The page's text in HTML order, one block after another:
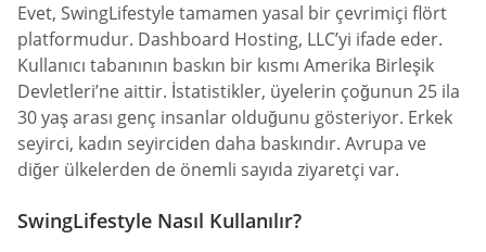
Evet, SwingLifestyle tamamen yasal bir çevrimiçi flört
platformudur. Dashboard Hosting, LLC’yi ifade eder.
Kullanıcı tabanının baskın bir kısmı Amerika Birleşik
Devletleri’ne aittir. İstatistikler, üyelerin çoğunun 25 ila
30 yaş arası genç insanlar olduğunu gösteriyor. Erkek
seyirci, kadın seyirciden daha baskındır. Avrupa ve
diğer ülkelerden de önemli sayıda ziyaretçi var.
SwingLifestyle Nasıl Kullanılır?